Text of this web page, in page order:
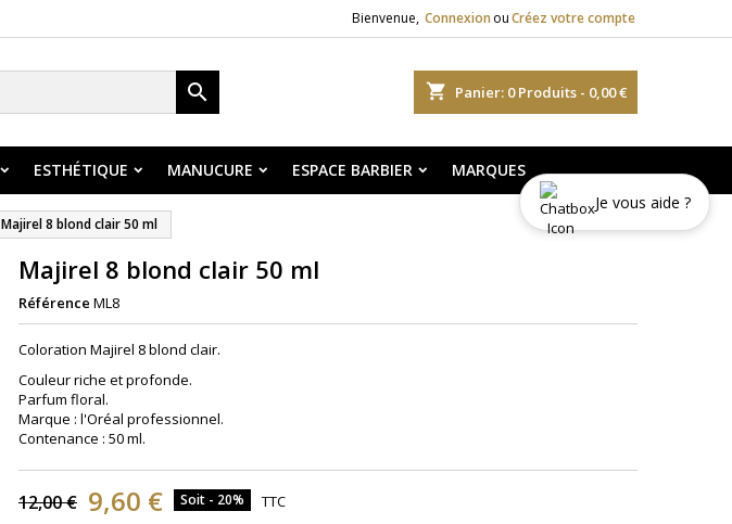
Bienvenue, Connexion ouCréez votre compte
shopping_cart Panier: 0Produits - 0,00 €

ESTHÉTIQUE MANUCURE ESPACE BARBIER MARQUES
Majirel 8 blond clair 50 ml
Majirel 8 blond clair 50 ml
Référence ML8
Coloration Majirel 8 blond clair.
Couleur riche et profonde.
Parfum floral.
Marque : l'Oréal professionnel.
Contenance : 50 ml.
12,00 € 9,60 € Soit - 20% TTC
Je vous aide ?